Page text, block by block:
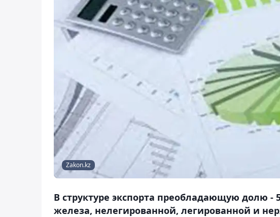
Zakon.kz
В структуре экспорта преобладающую долю -
железа, нелегированной, легированной и